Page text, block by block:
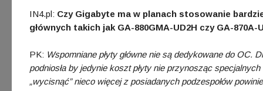
IN4.pl: Czy Gigabyte ma w planach stosowanie
głównych takich jak GA-880GMA-UD2H czy GA-870A-
PK: Wspomniane płyty główne nie są dedykowane do OC.
podniosła by jedynie koszt płyty nie przynosząc
„wycisnąć” nieco więcej z posiadanych podzespołów